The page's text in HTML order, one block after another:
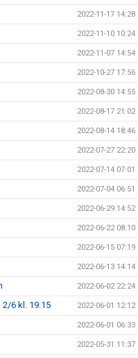
2022-11-17 14:28
2022-11-10 10:24
2022-11-07 14:54
2022-10-27 17:56
2022-08-30 14:55
2022-08-17 21:02
2022-08-14 18:46
2022-07-27 22:20
2022-07-14 07:01
2022-07-04 06:51
2022-06-29 14:52
2022-06-22 08:10
2022-06-15 07:19
2022-06-13 14:14
2022-06-02 22:24
6 kl. 19.15 2022-06-01 12:12
2022-06-01 06:33
2022-05-31 11:37